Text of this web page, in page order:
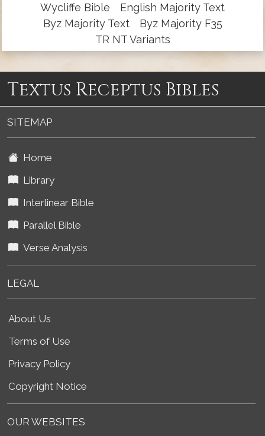
Wycliffe Bible
English Majority Text
Byz Majority Text
Byz Majority F35
TR NT Variants
Textus Receptus Bibles
SITEMAP
Home
Library
Interlinear Bible
Parallel Bible
Verse Analysis
LEGAL
About Us
Terms of Use
Privacy Policy
Copyright Notice
OUR WEBSITES